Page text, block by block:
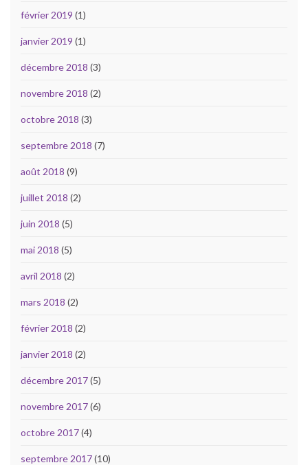
février 2019 (1)
janvier 2019 (1)
décembre 2018 (3)
novembre 2018 (2)
octobre 2018 (3)
septembre 2018 (7)
août 2018 (9)
juillet 2018 (2)
juin 2018 (5)
mai 2018 (5)
avril 2018 (2)
mars 2018 (2)
février 2018 (2)
janvier 2018 (2)
décembre 2017(5)
novembre 2017(6)
octobre 2017(4)
septembre 2017(10)